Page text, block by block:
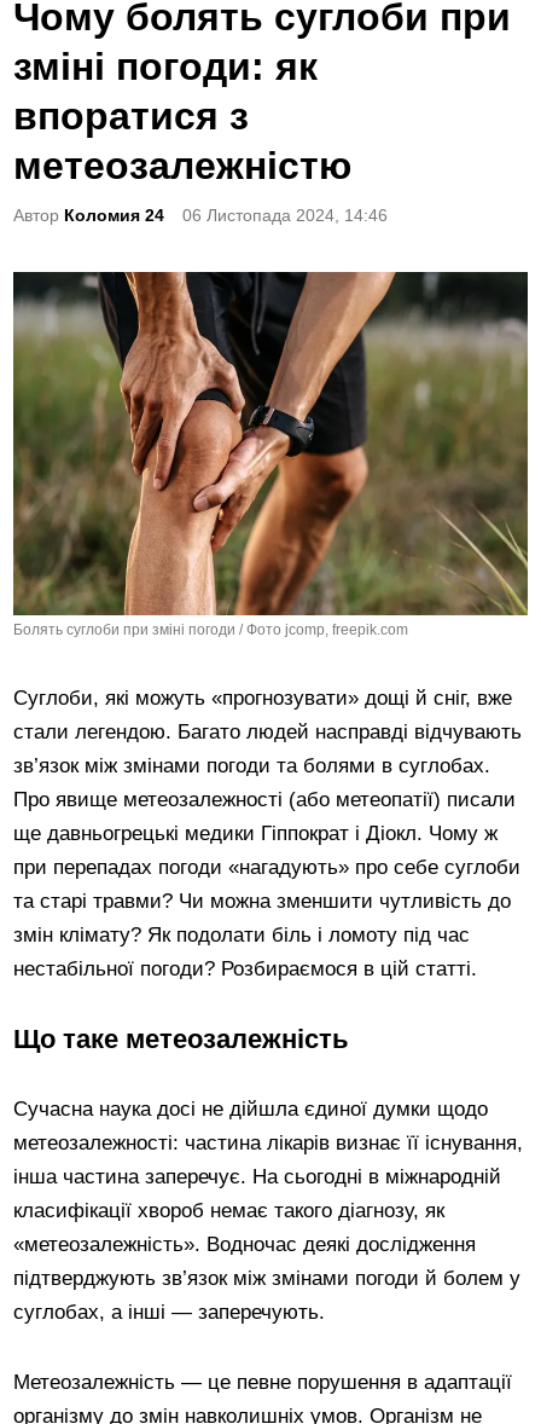
t
e
d
n
Чому болять суглоби при
зміні погоди: як
впоратися з
метеозалежністю
Автор Коломия 24 06 Листопада 2024, 14:46
Болять суглоби при зміні погоди / Фото jcomp, freepik.com
Суглоби, які можуть «прогнозувати» дощі й сніг, вже
стали легендою. Багато людей насправді відчувають
зв’язок між змінами погоди та болями в суглобах.
Про явище метеозалежності (або метеопатії) писали
ще давньогрецькі медики Гіппократ і Діокл. Чому ж
при перепадах погоди «нагадують» про себе суглоби
та старі травми? Чи можна зменшити чутливість до
змін клімату? Як подолати біль і ломоту під час
нестабільної погоди? Розбираємося в цій статті.
Що таке метеозалежність
Сучасна наука досі не дійшла єдиної думки щодо
метеозалежності: частина лікарів визнає її існування,
інша частина заперечує. На сьогодні в міжнародній
класифікації хвороб немає такого діагнозу, як
«метеозалежність». Водночас деякі дослідження
підтверджують зв’язок між змінами погоди й болем у
суглобах, а інші — заперечують.
Метеозалежність — це певне порушення в адаптації
організму до змін навколишніх умов. Організм не